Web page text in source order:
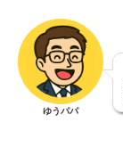
ゆうパパ